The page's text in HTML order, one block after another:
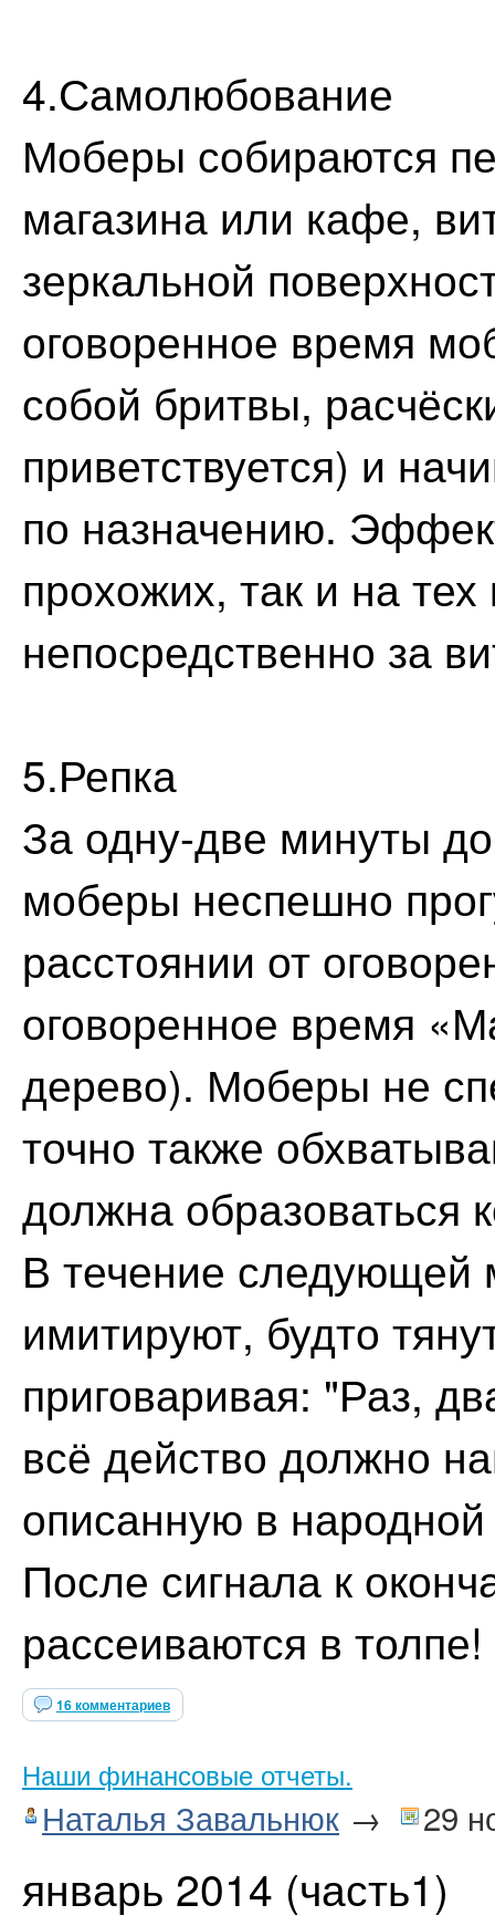
4.Самолюбование
Моберы собираются
магазина или кафе,
зеркальной
оговоренное время
собой бритвы,
приветствуется) и
по назначению.
прохожих, так и на тех
непосредственно за
5.Репка
За одну-две минуты
моберы неспешно
расстоянии от
оговоренное время
дерево). Моберы не
точно также
должна образоваться
В течение следующей
имитируют, будто
приговаривая: "Раз,
всё действо должно
описанную в народной
После сигнала к
рассеиваются в толпе!
16 комментариев
Наши финансовые отчеты.
Наталья Завальнюк → 29
январь 2014 (часть1)